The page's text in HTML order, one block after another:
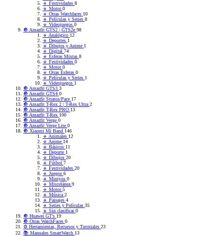
🔹 Festividades 8
🔹 Motor0
🔹 Otras Watchfaces 10
🔹 Películas y Series 8
🔹 Videojuegos 0
🔘 Amazfit GTS2 | GTS2e 98
🔹 Analógico 12
🔹 Deportes 1
🔹 Dibujos y Anime 1
🔹 Digital 74
🔹 Esferas Mixtas 8
🔹 Festividades 0
🔹 Motor0
🔹 Otras Esferas 0
🔹 Películas y Series 1
🔹 Videojuegos 1
🔘 Amazfit GTS3 3
🔘 Amazfit GTS4 0
🔘 Amazfit Stratos/Pace 17
🔘 Amazfit T-Rex 2 | T-Rex Ultra 2
🔘 Amazfit T-Rex PRO 13
🔘 Amazfit T-Rex 100
🔘 Amazfit Verge 0
🔘 Amazfit Verge Lite 0
🔘 Xiaomi Mi Band 146
🔹 Animales 12
🔹 Anime 14
🔹 Básicos 11
🔹 Deporte 1
🔹 Dibujos 20
🔹 Fútbol 7
🔹 Festividades 20
🔹 Juegos 6
🔹 Miniyos 0
🔹 Miscelánea 9
🔹 Motor5
🔹 Música 2
🔹 Paisajes 4
🔹 Series y Películas 35
🔹 Sin clasificar0
🔘 Huawei GT’s 19
🔘 Otras WatchFaces 0
⚙️ Herramientas, Recursos y Tutoriales 23
📚 Manuales SmartWatch 13